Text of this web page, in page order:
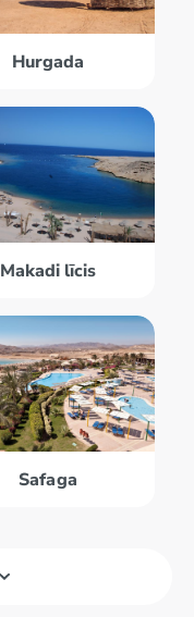
Hurgada
Makadi līcis
Safaga